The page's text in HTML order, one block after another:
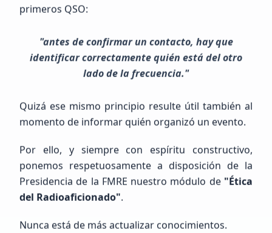
NOTENGO123
Próximos Eventos Calendario completo
primeros QSO:
"antes de confirmar un contacto, hay que
identificar correctamente quién está del otro
lado de la frecuencia."
Quizá ese mismo principio resulte útil también al
momento de informar quién organizó un evento.
Por ello, y siempre con espíritu constructivo,
ponemos respetuosamente a disposición de la
Presidencia de la FMRE nuestro módulo de "Ética
del Radioaficionado".
Nunca está de más actualizar conocimientos.